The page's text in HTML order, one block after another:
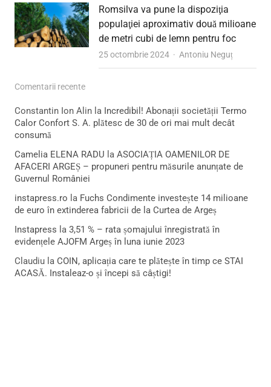
Romsilva va pune la dispoziţia
populaţiei aproximativ două milioane
de metri cubi de lemn pentru foc
25 octombrie 2024 Author
Antoniu Neguț
Comentarii recente
Constantin Ion Alin la Incredibil! Abonații societății Termo
Calor Confort S. A. plătesc de 30 de ori mai mult decât
consumă
Camelia ELENA RADU la ASOCIAȚIA OAMENILOR DE
AFACERI ARGEȘ – propuneri pentru măsurile anunțate de
Guvernul României
instapress.ro la Fuchs Condimente investește 14 milioane
de euro în extinderea fabricii de la Curtea de Argeș
Instapress la 3,51 % – rata șomajului înregistrată în
evidențele AJOFM Argeș în luna iunie 2023
Claudiu la COIN, aplicația care te plătește în timp ce STAI
ACASĂ. Instaleaz-o și începi să câștigi!